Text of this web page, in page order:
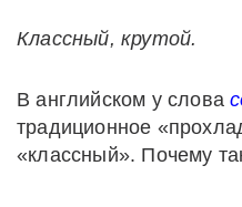
Классный, крутой.
В английском у слова
традиционное
«классный». Почему